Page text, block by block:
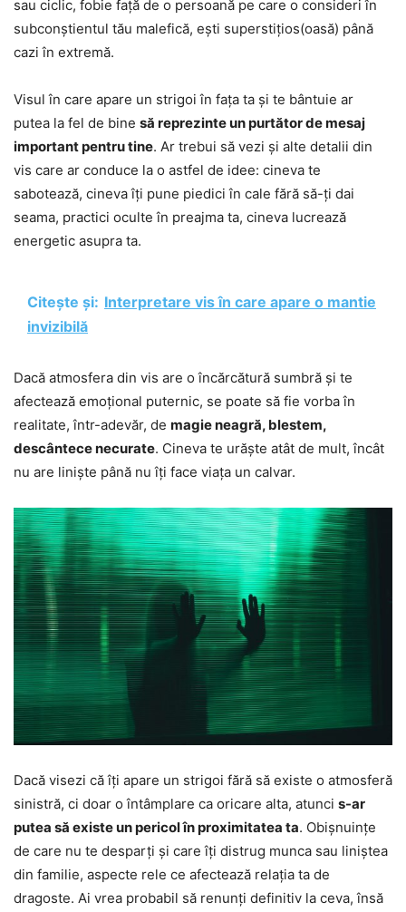
sau ciclic, fobie față de o persoană pe care o consideri în
subconștientul tău malefică, ești superstițios(oasă) până
cazi în extremă.
Visul în care apare un strigoi în fața ta și te bântuie ar
putea la fel de bine să reprezinte un purtător de mesaj
important pentru tine. Ar trebui să vezi și alte detalii din
vis care ar conduce la o astfel de idee: cineva te
sabotează, cineva îți pune piedici în cale fără să-ți dai
seama, practici oculte în preajma ta, cineva lucrează
energetic asupra ta.
Citește și: Interpretare vis în care apare o mantie
invizibilă
Dacă atmosfera din vis are o încărcătură sumbră și te
afectează emoțional puternic, se poate să fie vorba în
realitate, într-adevăr, de magie neagră, blestem,
descântece necurate. Cineva te urăște atât de mult, încât
nu are liniște până nu îți face viața un calvar.
Dacă visezi că îți apare un strigoi fără să existe o atmosferă
sinistră, ci doar o întâmplare ca oricare alta, atunci s-ar
putea să existe un pericol în proximitatea ta. Obișnuințe
de care nu te desparți și care îți distrug munca sau liniștea
din familie, aspecte rele ce afectează relația ta de
dragoste. Ai vrea probabil să renunți definitiv la ceva, însă